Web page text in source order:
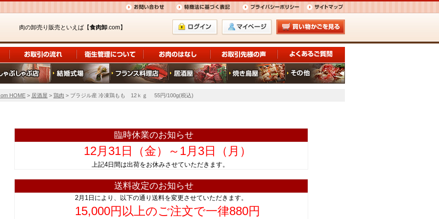
肉の卸売り販売といえば【食肉卸.com】
HOME > 居酒屋 > 鶏肉 > ブラジル産 冷凍鶏もも 12ｋｇ 55円/100g(税込)
臨時休業のお知らせ
12月31日（金）～1月3日（月）
上記4日間は出荷をお休みさせていただきます。
送料改定のお知らせ
2月1日により、以下の通り送料を変更させていただきます。
15,000円以上のご注文で一律880円